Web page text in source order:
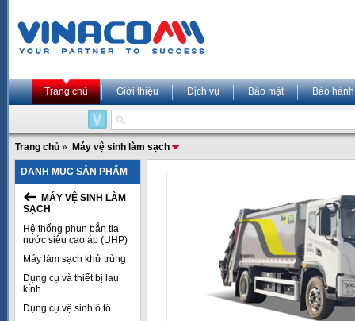
Trang chủ Giới thiệu Dịch vụ Bảo mật Bảo hành
Trang chủ » Máy vệ sinh làm sạch
DANH MỤC SẢN PHẨM
MÁY VỆ SINH LÀM
SẠCH
Hệ thống phun bắn tia
nước siêu cao áp (UHP)
Máy làm sạch khử trùng
Dụng cụ và thiết bị lau
kính
Dụng cụ vệ sinh ô tô